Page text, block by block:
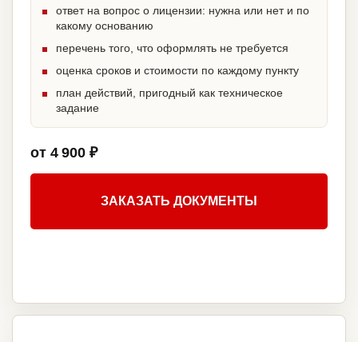
ответ на вопрос о лицензии: нужна или нет и по
какому основанию
перечень того, что оформлять не требуется
оценка сроков и стоимости по каждому пункту
план действий, пригодный как техническое
задание
от 4 900 ₽
ЗАКАЗАТЬ ДОКУМЕНТЫ